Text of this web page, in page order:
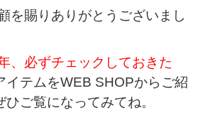
を賜りありがとうございまし
、必ずチェックしておきた
イテムをWEB SHOPからご紹
ご覧になってみてね。